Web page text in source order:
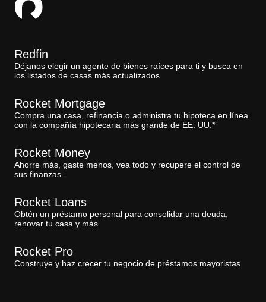
Redfin
Déjanos elegir un agente de bienes raíces para ti y busca en
los listados de casas más actualizados.
Rocket Mortgage
Compra una casa, refinancia o administra tu hipoteca en línea
con la compañía hipotecaria más grande de EE. UU.*
Rocket Money
Ahorre más, gaste menos, vea todo y recupere el control de
sus finanzas.
Rocket Loans
Obtén un préstamo personal para consolidar una deuda,
renovar tu casa y más.
Rocket Pro
Construye y haz crecer tu negocio de préstamos mayoristas.